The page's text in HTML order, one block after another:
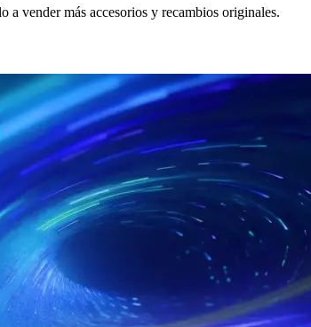
a vender más accesorios y recambios originales.